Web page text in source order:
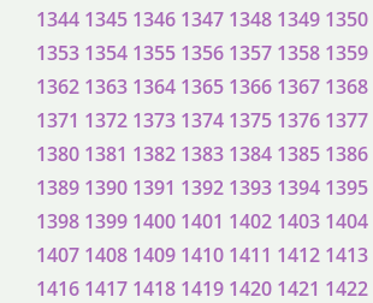
1344 1345 1346 1347 1348 1349 1350
1353 1354 1355 1356 1357 1358 1359
1362 1363 1364 1365 1366 1367 1368
1371 1372 1373 1374 1375 1376 1377
1380 1381 1382 1383 1384 1385 1386
1389 1390 1391 1392 1393 1394 1395
1398 1399 1400 1401 1402 1403 1404
1407 1408 1409 1410 1411 1412 1413
1416 1417 1418 1419 1420 1421 1422